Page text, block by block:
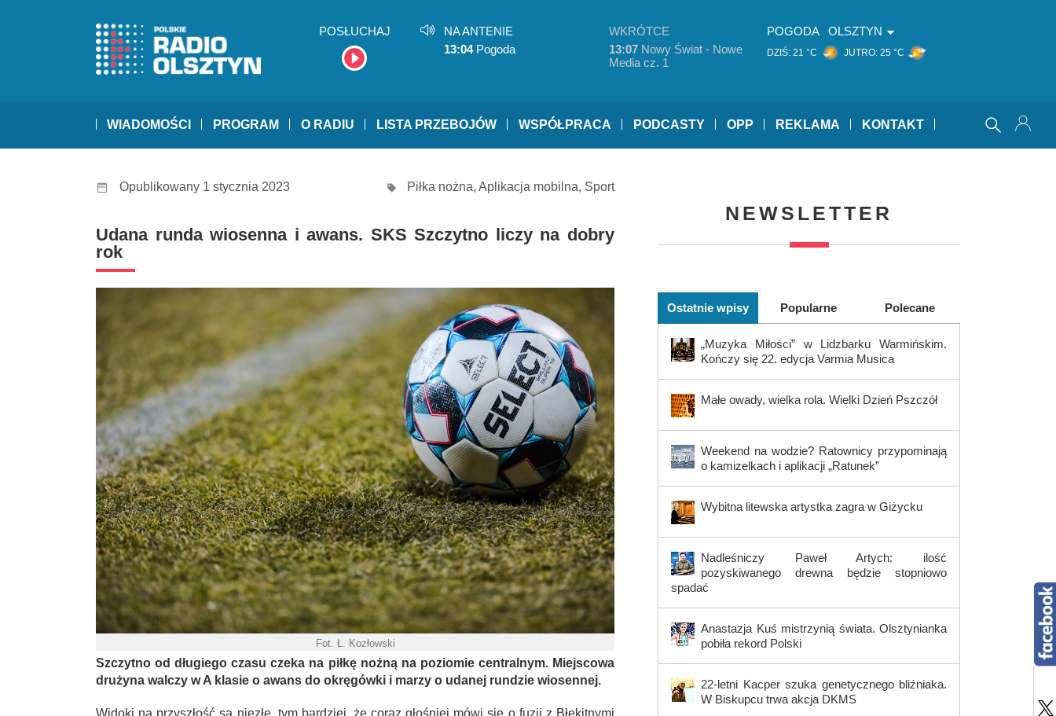
POSŁUCHAJ
NA ANTENIE
13:04Pogoda
WKRÓTCE
13:07 Nowy Świat - Nowe
Media cz. 1
POGODA OLSZTYN
DZIŚ: 21 °C JUTRO: 25 °C
WIADOMOŚCI PROGRAM O RADIU LISTA PRZEBOJÓW WSPÓŁPRACA PODCASTY OPP REKLAMA KONTAKT
Opublikowany 1 stycznia 2023 Piłka nożna, Aplikacja mobilna, Sport
Udana runda wiosenna i awans. SKS Szczytno liczy na dobry
rok
Fot. Ł. Kozłowski
Szczytno od długiego czasu czeka na piłkę nożną na poziomie centralnym. Miejscowa
drużyna walczy w A klasie o awans do okręgówki i marzy o udanej rundzie wiosennej.
Widoki na przyszłość są niezłe, tym bardziej, że coraz głośniej mówi się o fuzji z Błękitnymi
NEWSLETTER
Ostatnie wpisy Popularne Polecane
„Muzyka Miłości” w Lidzbarku Warmińskim.
Kończy się 22. edycja Varmia Musica
Małe owady, wielka rola. Wielki Dzień Pszczół
Weekend na wodzie? Ratownicy przypominają
o kamizelkach i aplikacji „Ratunek”
Wybitna litewska artystka zagra w Giżycku
Nadleśniczy Paweł Artych: ilość
pozyskiwanego drewna będzie stopniowo
spadać
Anastazja Kuś mistrzynią świata. Olsztynianka
pobiła rekord Polski
22-letni Kacper szuka genetycznego bliźniaka.
W Biskupcu trwa akcja DKMS